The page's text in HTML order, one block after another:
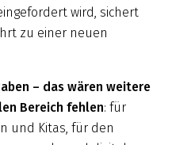
wird, sichert
zu einer neuen
– das wären weitere
Bereich fehlen: für
und Kitas, für den